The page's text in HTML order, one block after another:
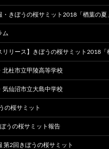
・きぼうの桜サミット2018「楢葉の夏」
ム
リリース】きぼうの桜サミット2018
北杜市立甲陵高等学校
気仙沼市立大島中学校
の桜サミット
うの桜サミット報告
第2回きぼうの桜サミット